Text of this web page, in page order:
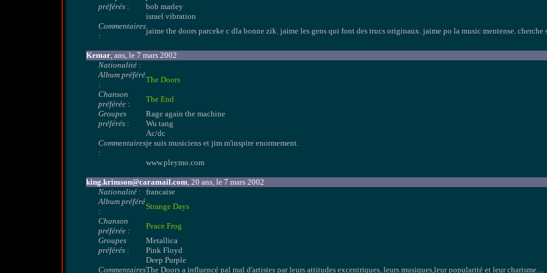
préférés :
bob marley
israel vibration
Commentaires
:
jaime the doors parceke c dla bonne zik. jaime les gens qui font des trucs originaux. jaime po la music mentense.
Kemar, ans, le 7 mars 2002
Nationalité :
Album préféré
:
The Doors
Chanson
préférée :
The End
Groupes
préférés :
Rage again the machine
Wu tang
Ac/dc
Commentaires
:
je suis musiciens et jim m'inspire enormement.
www.pleymo.com
king.krimson@caramail.com, 20 ans, le 7 mars 2002
Nationalité : francaise
Album préféré
:
Strange Days
Chanson
préférée :
Peace Frog
Groupes
préférés :
Metallica
Pink Floyd
Deep Purple
CommentairesThe Doors a influencé pal mal d'artistes par leurs attitudes excentriques, leurs musiques,leur popularité et leur charisme....